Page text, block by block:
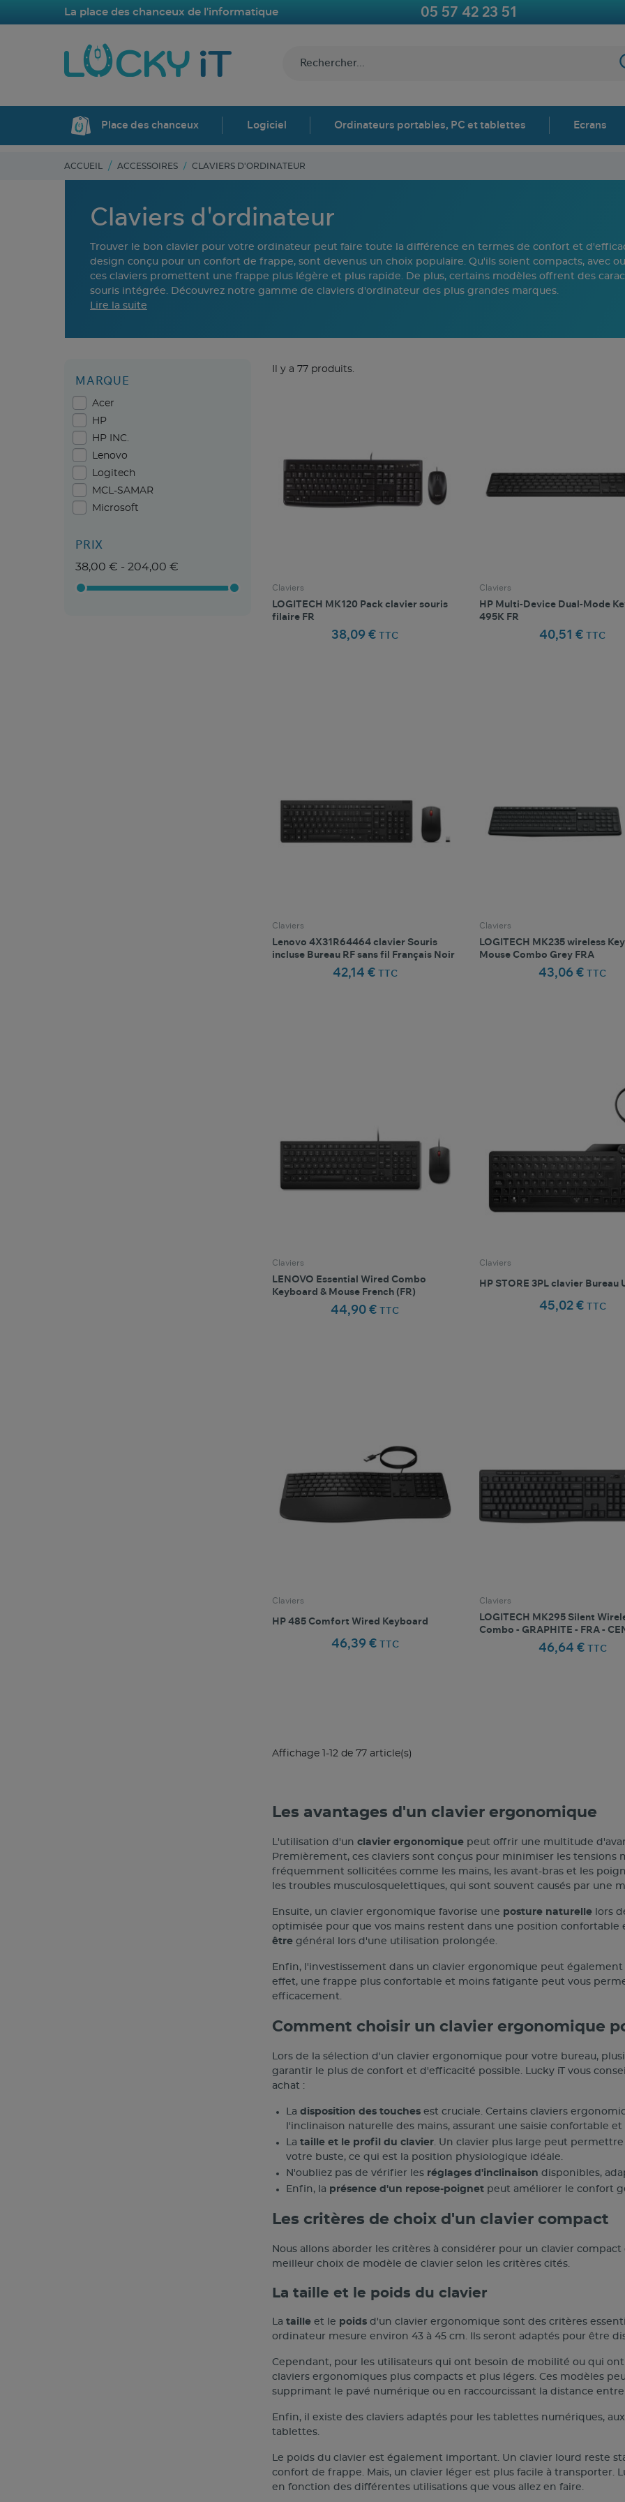
La place des chanceux de l'informatique 05 57 42 23 51
Place des chanceux Logiciel Ordinateurs portables, PC et tablettes Ecrans
ACCUEIL ACCESSOIRES CLAVIERS D'ORDINATEUR
Claviers d'ordinateur
Trouver le bon clavier pour votre ordinateur peut faire toute la différence en termes de confort et
design conçu pour un confort de frappe, sont devenus un choix populaire. Qu'ils soient compacts, avec
ces claviers promettent une frappe plus légère et plus rapide. De plus, certains modèles offrent des
souris intégrée. Découvrez notre gamme de claviers d'ordinateur des plus grandes marques.
Lire la suite
MARQUE
Acer
HP
HP INC.
Lenovo
Logitech
MCL-SAMAR
Microsoft
PRIX
38,00 € - 204,00 €
Il y a 77 produits.
Claviers
LOGITECH MK120 Pack clavier souris
filaire FR
38,09 € TTC
Claviers
HP Multi-Device Dual-Mode
495K FR
40,51 € TTC
Claviers
Lenovo 4X31R64464 clavier Souris
incluse Bureau RF sans fil Français Noir
42,14 € TTC
Claviers
LOGITECH MK235 wireless
Mouse Combo Grey FRA
43,06 €TTC
Claviers
LENOVO Essential Wired Combo
Keyboard & Mouse French (FR)
44,90 € TTC
Claviers
HP STORE 3PL clavier Bureau
45,02 € TTC
Claviers
HP 485 Comfort Wired Keyboard
46,39 € TTC
Claviers
LOGITECH MK295 Silent
Combo - GRAPHITE - FRA -
46,64 € TTC
Affichage 1-12 de 77 article(s)
Les avantages d'un clavier ergonomique
L'utilisation d'un clavier ergonomiquepeut offrir une multitude
Premièrement, ces claviers sont conçus pour minimiser les tensions
fréquemment sollicitées comme les mains, les avant-bras et les
les troubles musculosquelettiques, qui sont souvent causés par une
Ensuite, un clavier ergonomique favorise une posture naturellelors
optimisée pour que vos mains restent dans une position
êtregénéral lors d'une utilisation prolongée.
Enfin, l'investissement dans un clavier ergonomique peut
effet, une frappe plus confortable et moins fatigante peut vous
efficacement.
Comment choisir un clavier ergonomique
Lors de la sélection d'un clavier ergonomique pour votre bureau,
garantir le plus de confort et d'efficacité possible. Lucky iT vous
achat :
La disposition des touchesest cruciale. Certains claviers
l'inclinaison naturelle des mains, assurant une saisie confortable
La taille et le profil du clavier. Un clavier plus large peut
votre buste, ce qui est la position physiologique idéale.
N'oubliez pas de vérifier les réglages d'inclinaison disponibles,
Enfin, la présence d'un repose-poignetpeut améliorer le confort
Les critères de choix d'un clavier compact
Nous allons aborder les critères à considérer pour un clavier
meilleur choix de modèle de clavier selon les critères cités.
La taille et le poids du clavier
La tailleet le poidsd'un clavier ergonomique sont des critères
ordinateur mesure environ 43 à 45 cm. Ils seront adaptés pour être
Cependant, pour les utilisateurs qui ont besoin de mobilité ou qui
claviers ergonomiques plus compacts et plus légers. Ces modèles
supprimant le pavé numérique ou en raccourcissant la distance entre
Enfin, il existe des claviers adaptés pour les tablettes numériques,
tablettes.
Le poids du clavier est également important. Un clavier lourd reste
confort de frappe. Mais, un clavier léger est plus facile à transporter.
en fonction des différentes utilisations que vous allez en faire.